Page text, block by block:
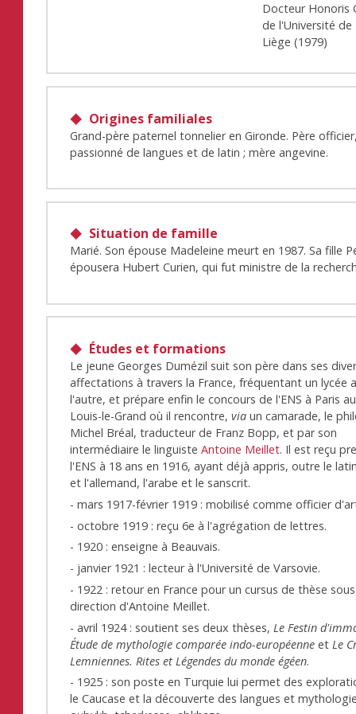
Docteur Honoris
de l'Université de
Liège (1979)
Origines familiales
Grand-père paternel tonnelier en Gironde. Père
passionné de langues et de latin ; mère angevine.
Situation de famille
Marié. Son épouse Madeleine meurt en 1987. Sa fille
épousera Hubert Curien, qui fut ministre de la
Études et formations
Le jeune Georges Dumézil suit son père dans ses
affectations à travers la France, fréquentant un lycée
l'autre, et prépare enfin le concours de l'ENS à Paris
Louis-le-Grand où il rencontre,viaun camarade, le
Michel Bréal, traducteur de Franz Bopp, et par son
intermédiaire le linguisteAntoine Meillet. Il est reçu
l'ENS à 18 ans en 1916, ayant déjà appris, outre le
et l'allemand, l'arabe et le sanscrit.
- mars 1917-février 1919 : mobilisé comme officier
- octobre 1919 : reçu 6e à l'agrégation de lettres.
- 1920 : enseigne à Beauvais.
- janvier 1921 : lecteur à l'Université de Varsovie.
- 1922 : retour en France pour un cursus de thèse
direction d'Antoine Meillet.
- avril 1924 : soutient ses deux thèses, Le Festin
Étude de mythologie comparée indo-européenne et Le
Lemniennes. Rites et Légendes du monde égéen.
- 1925 : son poste en Turquie lui permet des
le Caucase et la découverte des langues et